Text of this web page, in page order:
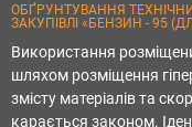
ОБҐРУНТУВАННЯ
ЗАКУПІВЛІ «БЕНЗИН - 95
Використання
шляхом розміщення
змісту матеріалів та
карається законом.